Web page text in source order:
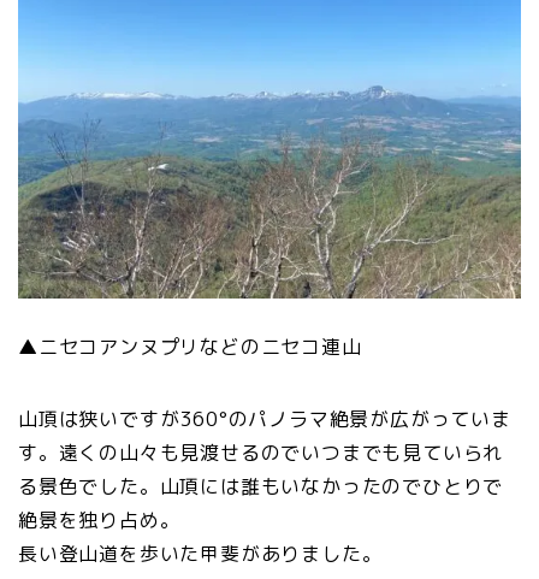
▲ニセコアンヌプリなどのニセコ連山
山頂は狭いですが360°のパノラマ絶景が広がっていま
す。遠くの山々も見渡せるのでいつまでも見ていられ
る景色でした。山頂には誰もいなかったのでひとりで
絶景を独り占め。
長い登山道を歩いた甲斐がありました。